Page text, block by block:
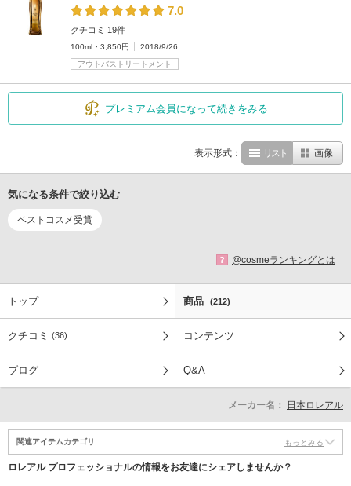
7.0
クチコミ 19件
100ml・3,850円
2018/9/26
アウトバストリートメント
プレミアム会員になって続きをみる
表示形式： リスト 画像
気になる条件で絞り込む
ベストコスメ受賞
? @cosmeランキングとは
トップ 商品 (212)
クチコミ (36) コンテンツ
ブログ Q&A
メーカー名： 日本ロレアル
関連アイテムカテゴリ もっとみる
ロレアル プロフェッショナルの情報をお友達にシェアしませんか？